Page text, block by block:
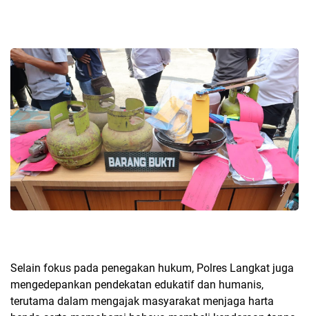
Selain fokus pada penegakan hukum, Polres Langkat juga
mengedepankan pendekatan edukatif dan humanis,
terutama dalam mengajak masyarakat menjaga harta